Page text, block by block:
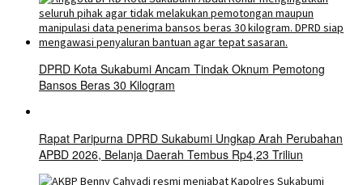
DPRD Kota Sukabumi Ancam Tindak Oknum Pemotong
Bansos Beras 30 Kilogram
Rapat Paripurna DPRD Sukabumi Ungkap Arah Perubahan
APBD 2026, Belanja Daerah Tembus Rp4,23 Triliun